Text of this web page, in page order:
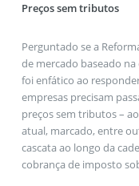
Preços sem tributos
Perguntado se a
de mercado baseado
foi enfático ao
empresas precisam
preços sem tributos –
atual, marcado, entre
cascata ao longo da
cobrança de imposto